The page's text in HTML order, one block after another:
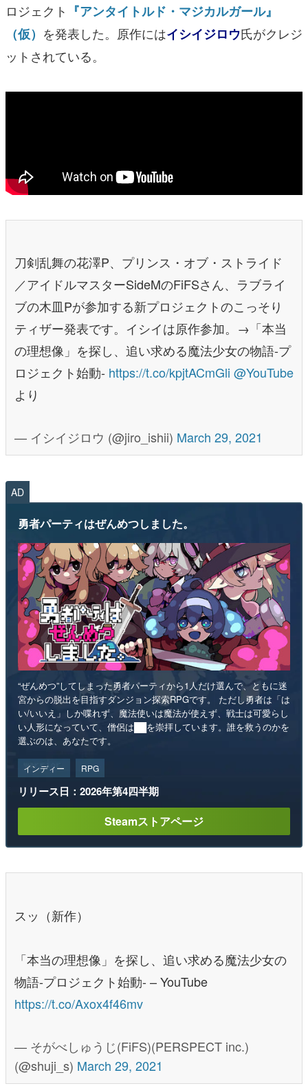
運営：株式会社マレ
ロジェクト 『アンタイトルド・マジカルガール』
（仮） を発表した。原作にはイシイジロウ氏がクレジ
ットされている。
刀剣乱舞の花澤P、プリンス・オブ・ストライド
／アイドルマスターSideMのFiFSさん、ラブライ
ブの木皿Pが参加する新プロジェクトのこっそり
ティザー発表です。イシイは原作参加。→「本当
の理想像」を探し、追い求める魔法少女の物語-プ
ロジェクト始動- https://t.co/kpjtACmGli @YouTube
より
— イシイジロウ (@jiro_ishii) March 29, 2021
AD
勇者パーティはぜんめつしました。
“ぜんめつ”してしまった勇者パーティから1人だけ選んで、ともに迷
宮からの脱出を目指すダンジョン探索RPGです。 ただし勇者は「は
い/いいえ」しか喋れず、魔法使いは魔法が使えず、戦士は可愛らし
い人形になっていて、僧侶は██を崇拝しています。誰を救うのかを
選ぶのは、あなたです。
インディー RPG
リリース日：2026年第4四半期
Steamストアページ
スッ（新作）
「本当の理想像」を探し、追い求める魔法少女の
物語-プロジェクト始動- – YouTube
https://t.co/Axox4f46mv
— そがべしゅうじ(FiFS)(PERSPECT inc.)
(@shuji_s) March 29, 2021